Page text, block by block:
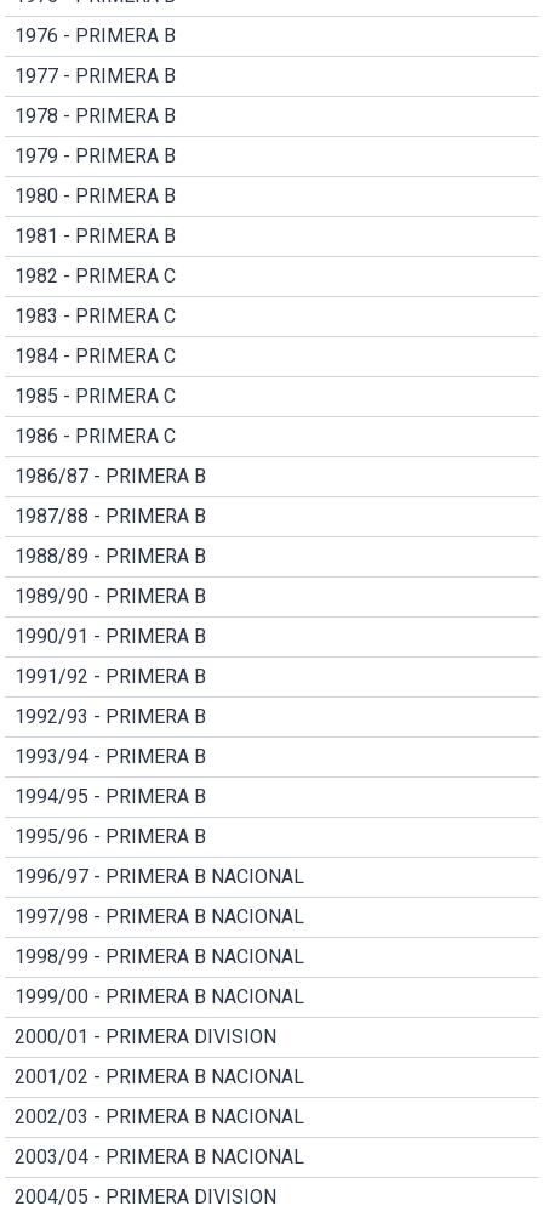
1976 - PRIMERA B
1977 - PRIMERA B
1978 - PRIMERA B
1979 - PRIMERA B
1980 - PRIMERA B
1981 - PRIMERA B
1982 - PRIMERA C
1983 - PRIMERA C
1984 - PRIMERA C
1985 - PRIMERA C
1986 - PRIMERA C
1986/87 - PRIMERA B
1987/88 - PRIMERA B
1988/89 - PRIMERA B
1989/90 - PRIMERA B
1990/91 - PRIMERA B
1991/92 - PRIMERA B
1992/93 - PRIMERA B
1993/94 - PRIMERA B
1994/95 - PRIMERA B
1995/96 - PRIMERA B
1996/97 - PRIMERA B NACIONAL
1997/98 - PRIMERA B NACIONAL
1998/99 - PRIMERA B NACIONAL
1999/00 - PRIMERA B NACIONAL
2000/01 - PRIMERA DIVISION
2001/02 - PRIMERA B NACIONAL
2002/03 - PRIMERA B NACIONAL
2003/04 - PRIMERA B NACIONAL
2004/05 - PRIMERA DIVISION